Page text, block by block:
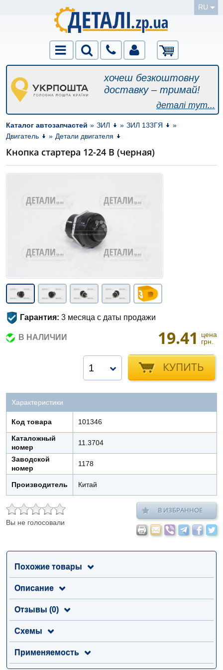
RU
хочеш безкоштовну
доставку – тримай!
деталі тут...
Каталог автозапчастей » ЗИЛ » ЗИЛ 133ГЯ
»
Двигатель
» Детали двигателя
Кнопка стартера 12-24 В (черная)
Гарантия: 3 месяца с даты продажи
В НАЛИЧИИ 19.41
цена
грн.
КУПИТЬ
1
Характеристики
Код товара 101346
Каталожный
номер
11.3704
Заводской
номер
1178
Производитель Китай
Вы не голосовали
В ИЗБРАННОЕ
Похожие товары
Описание
Отзывы (0)
Схемы
Применяемость